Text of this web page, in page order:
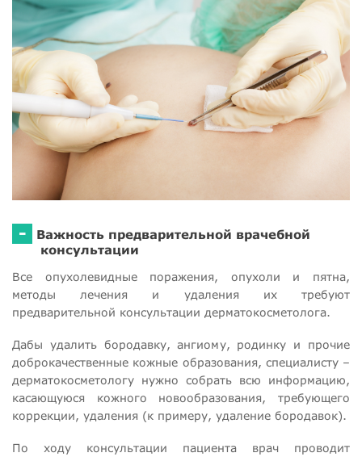
-
Важность предварительной врачебной
консультации
Все опухолевидные поражения, опухоли и пятна,
методы лечения и удаления их требуют
предварительной консультации дерматокосметолога.
Дабы удалить бородавку, ангиому, родинку и прочие
доброкачественные кожные образования, специалисту –
дерматокосметологу нужно собрать всю информацию,
касающуюся кожного новообразования, требующего
коррекции, удаления (к примеру, удаление бородавок).
По ходу консультации пациента врач проводит